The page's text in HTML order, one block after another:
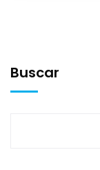
Buscar